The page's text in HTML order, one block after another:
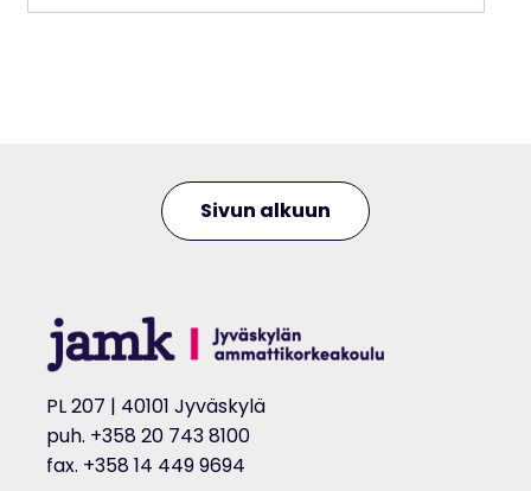
000,00 €
Sivun alkuun
PL 207 | 40101 Jyväskylä
puh. +358 20 743 8100
fax. +358 14 449 9694